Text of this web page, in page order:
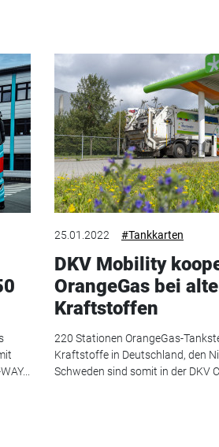
25.01.2022 #Tankkarten
DKV Mobility
OrangeGas bei
Kraftstoffen
220 Stationen OrangeGas-
Kraftstoffe in Deutschland, den
Schweden sind somit in der DKV